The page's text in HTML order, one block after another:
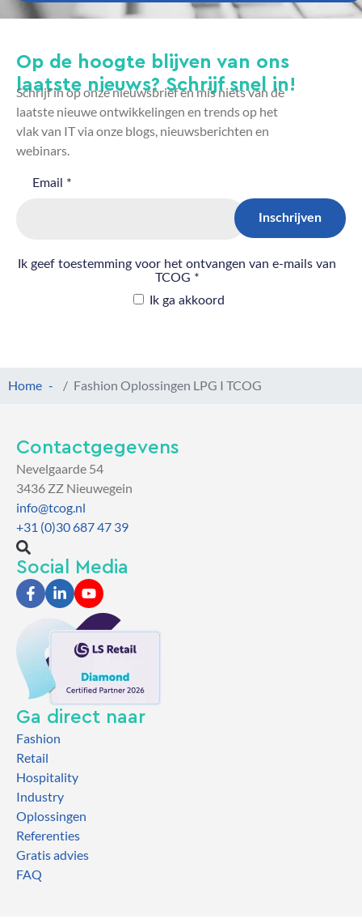
Op de hoogte blijven van ons
laatste nieuws? Schrijf snel in!
Schrijf in op onze nieuwsbrief en mis niets van de
laatste nieuwe ontwikkelingen en trends op het
vlak van IT via onze blogs, nieuwsberichten en
webinars.
Home Fashion Oplossingen LPG I TCOG
Contactgegevens
Nevelgaarde 54
3436 ZZ Nieuwegein
info@tcog.nl
+31 (0)30 687 47 39
Social Media
Ga direct naar
Fashion
Retail
Hospitality
Industry
Oplossingen
Referenties
Gratis advies
FAQ